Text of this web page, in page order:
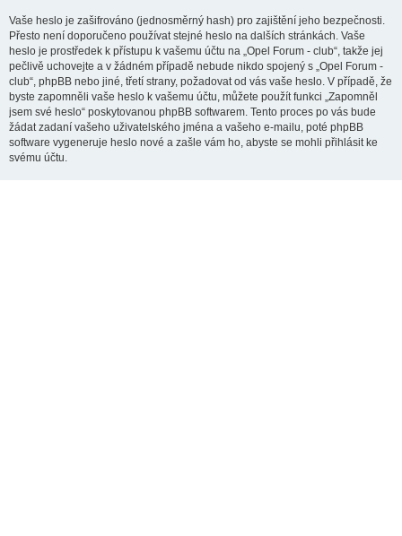
Vaše heslo je zašifrováno (jednosměrný hash) pro zajištění jeho bezpečnosti.
Přesto není doporučeno používat stejné heslo na dalších stránkách. Vaše
heslo je prostředek k přístupu k vašemu účtu na „Opel Forum - club“, takže jej
pečlivě uchovejte a v žádném případě nebude nikdo spojený s „Opel Forum -
club“, phpBB nebo jiné, třetí strany, požadovat od vás vaše heslo. V případě, že
byste zapomněli vaše heslo k vašemu účtu, můžete použít funkci „Zapomněl
jsem své heslo“ poskytovanou phpBB softwarem. Tento proces po vás bude
žádat zadaní vašeho uživatelského jména a vašeho e-mailu, poté phpBB
software vygeneruje heslo nové a zašle vám ho, abyste se mohli přihlásit ke
svému účtu.